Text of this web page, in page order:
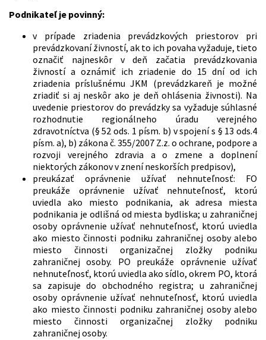
Podnikateľ je povinný:
v prípade zriadenia prevádzkových priestorov pri
prevádzkovaní živností, ak to ich povaha vyžaduje, tieto
označiť najneskôr v deň začatia prevádzkovania
živností a oznámiť ich zriadenie do 15 dní od ich
zriadenia príslušnému JKM (prevádzkareň je možné
zriadiť si aj neskôr ako je deň ohlásenia živnosti). Na
uvedenie priestorov do prevádzky sa vyžaduje súhlasné
rozhodnutie regionálneho úradu verejného
zdravotníctva (§ 52 ods. 1 písm. b) v spojení s § 13 ods.4
písm. a), b) zákona č. 355/2007 Z.z. o ochrane, podpore a
rozvoji verejného zdravia a o zmene a doplnení
niektorých zákonov v znení neskorších predpisov),
preukázať oprávnenie užívať nehnuteľnosť: FO
preukáže oprávnenie užívať nehnuteľnosť, ktorú
uviedla ako miesto podnikania, ak adresa miesta
podnikania je odlišná od miesta bydliska; u zahraničnej
osoby oprávnenie užívať nehnuteľnosť, ktorú uviedla
ako miesto činnosti podniku zahraničnej osoby alebo
miesto činnosti organizačnej zložky podniku
zahraničnej osoby. PO preukáže oprávnenie užívať
nehnuteľnosť, ktorú uviedla ako sídlo, okrem PO, ktorá
sa zapisuje do obchodného registra; u zahraničnej
osoby oprávnenie užívať nehnuteľnosť, ktorú uviedla
ako miesto činnosti podniku zahraničnej osoby alebo
miesto činnosti organizačnej zložky podniku
zahraničnej osoby.